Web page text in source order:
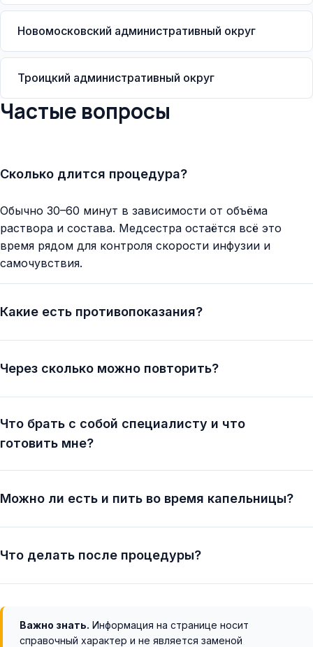
Новомосковский административный округ
Троицкий административный округ
Частые вопросы
Сколько длится процедура?
Обычно 30–60 минут в зависимости от объёма
раствора и состава. Медсестра остаётся всё это
время рядом для контроля скорости инфузии и
самочувствия.
Какие есть противопоказания?
Через сколько можно повторить?
Что брать с собой специалисту и что
готовить мне?
Можно ли есть и пить во время капельницы?
Что делать после процедуры?
Важно знать. Информация на странице носит
справочный характер и не является заменой